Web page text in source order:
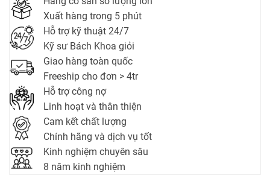
Xuất hàng trong 5 phút
Hỗ trợ kỹ thuật 24/7
Kỹ sư Bách Khoa giỏi
Giao hàng toàn quốc
Freeship cho đơn > 4tr
Hỗ trợ công nợ
Linh hoạt và thân thiện
Cam kết chất lượng
Chính hãng và dịch vụ tốt
Kinh nghiệm chuyên sâu
8 năm kinh nghiệm